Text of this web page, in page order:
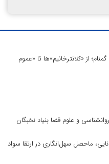
از «کلانترخانیم»ها تا «عموم
و علوم قضا بنیاد نخبگان
ماحصل سهل‌انگاری در ارتقا سواد